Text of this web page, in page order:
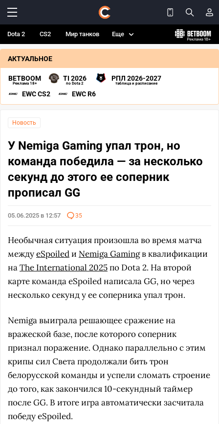
Dota 2 CS2 Мир танков Еще
АКТУАЛЬНОЕ
BETBOOM
Реклама 18+
TI 2026
по Dota 2
РПЛ 2026-2027
таблица и расписание
EWC CS2 EWC R6
Новость
У Nemiga Gaming упал трон, но
команда победила — за несколько
секунд до этого ее соперник
прописал GG
05.06.2025 в 12:57 35
Необычная ситуация произошла во время матча
междуeSpoiledи Nemiga Gamingв квалификации
наThe International 2025по Dota 2. На второй
карте команда eSpoiled написала GG, но через
несколько секунд у ее соперника упал трон.
Nemiga выиграла решающее сражение на
вражеской базе, после которого соперник
признал поражение. Однако параллельно с этим
крипы сил Света продолжали бить трон
белорусской команды и успели сломать строение
до того, как закончился 10-секундный таймер
после GG. В итоге игра автоматически засчитала
победу eSpoiled.